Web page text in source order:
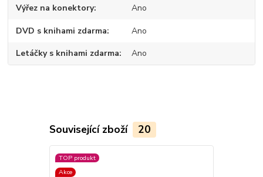
Výřez na konektory Ano
DVD s knihami zdarma Ano
Letáčky s knihami zdarma Ano
Související zboží 20
TOP produkt
Akce